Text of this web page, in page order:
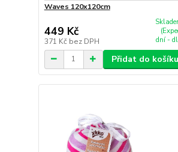
Waves 120x120cm
449 Kč
371 Kč bez DPH
dní -
Přidat do košíku